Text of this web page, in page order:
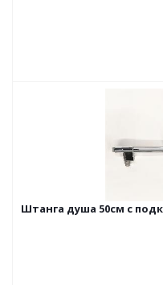
Штанга душа 50см с